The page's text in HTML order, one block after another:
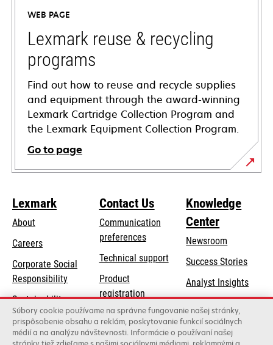
new
tab
WEB PAGE
Lexmark reuse & recycling
programs
Find out how to reuse and recycle supplies
and equipment through the award-winning
Lexmark Cartridge Collection Program and
the Lexmark Equipment Collection Program.
Go to page
Lexmark
About
Careers
Corporate Social
Responsibilityopens
a
new
tab
Sustainability
Lexmark Partners
Contact Us
Communication
preferences
Technical supportopens
new
tab
Product
registration
Find a dealer
List of wholesalers
Knowledge
Center
Newsroom
Success Stories
Analyst Insights
Súbory cookie používame na správne fungovanie našej stránky,
prispôsobenie obsahu a reklám, poskytovanie funkcií sociálnych
médií a na analýzu návštevnosti. Informácie o používaní našej